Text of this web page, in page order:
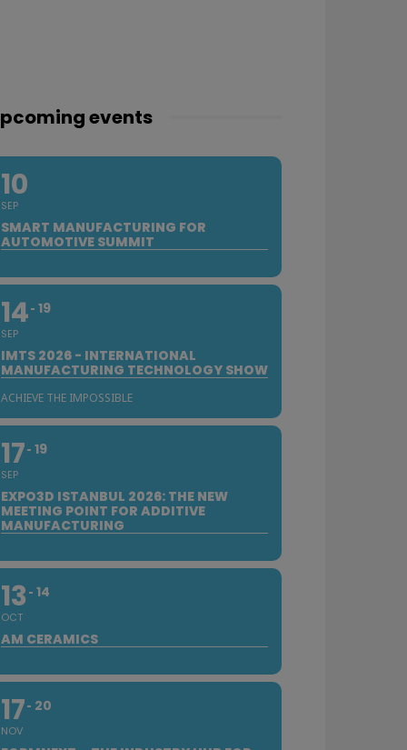
events
10
SEP
SMART MANUFACTURING FOR
AUTOMOTIVE SUMMIT
14
SEP
19
IMTS 2026 - INTERNATIONAL
MANUFACTURING TECHNOLOGY SHOW
ACHIEVE THE IMPOSSIBLE
17
SEP
19
EXPO3D ISTANBUL 2026: THE NEW
MEETING POINT FOR ADDITIVE
MANUFACTURING
13
OCT
14
AM CERAMICS
17
NOV
20